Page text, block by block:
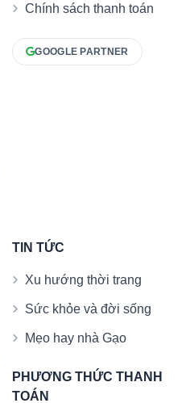
Chính sách thanh toán
GOOGLE PARTNER
TIN TỨC
Xu hướng thời trang
Sức khỏe và đời sống
Mẹo hay nhà Gạo
PHƯƠNG THỨC THANH
TOÁN